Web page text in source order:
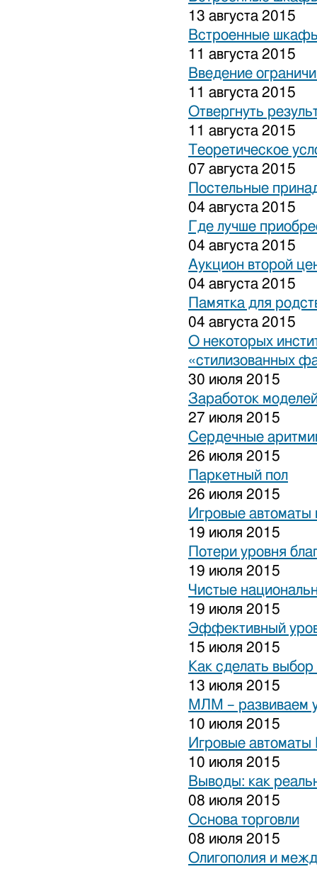
13 августа 2015
Встроенные
11 августа 2015
Введение
11 августа 2015
Отвергнуть
11 августа 2015
Теоретическое
07 августа 2015
Постельные
04 августа 2015
Где лучше
04 августа 2015
Аукцион второй
04 августа 2015
Памятка для
04 августа 2015
О некоторых
«стилизованных
30 июля 2015
Заработок
27 июля 2015
Сердечные
26 июля 2015
Паркетный пол
26 июля 2015
Игровые
19 июля 2015
Потери уровня
19 июля 2015
Чистые
19 июля 2015
Эффективный
15 июля 2015
Как сделать
13 июля 2015
МЛМ – развиваем
10 июля 2015
Игровые
10 июля 2015
Выводы: как
08 июля 2015
Основа торговли
08 июля 2015
Олигополия и